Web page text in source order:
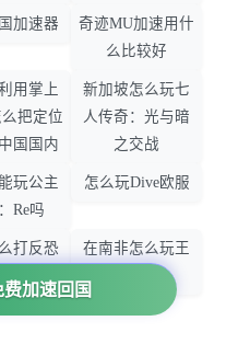
加速回国
加速器
奇迹MU加速用什
么比较好
用掌上
么把定位
国国内
新加坡怎么玩七
人传奇：光与暗
之交战
玩公主
Re吗
怎么玩Dive欧服
打反恐
球攻势
在南非怎么玩王